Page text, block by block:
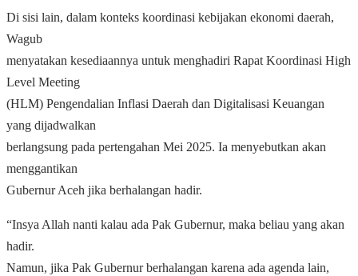
Di sisi lain, dalam konteks koordinasi kebijakan ekonomi daerah,
Wagub
menyatakan kesediaannya untuk menghadiri Rapat Koordinasi High
Level Meeting
(HLM) Pengendalian Inflasi Daerah dan Digitalisasi Keuangan
yang dijadwalkan
berlangsung pada pertengahan Mei 2025. Ia menyebutkan akan
menggantikan
Gubernur Aceh jika berhalangan hadir.
“Insya Allah nanti kalau ada Pak Gubernur, maka beliau yang akan
hadir.
Namun, jika Pak Gubernur berhalangan karena ada agenda lain,